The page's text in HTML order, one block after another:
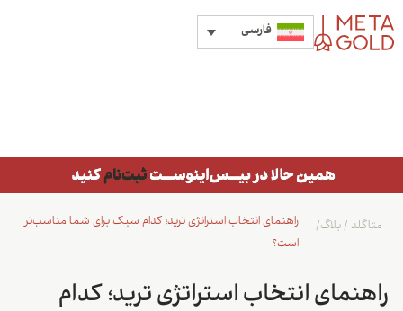
فارسی
راهنمای انتخاب استراتژی ترید؛ کدام سبک برای شما مناسب‌تر
است؟
متاگلد /بلاگ/
راهنمای انتخاب استراتژی ترید؛ کدام